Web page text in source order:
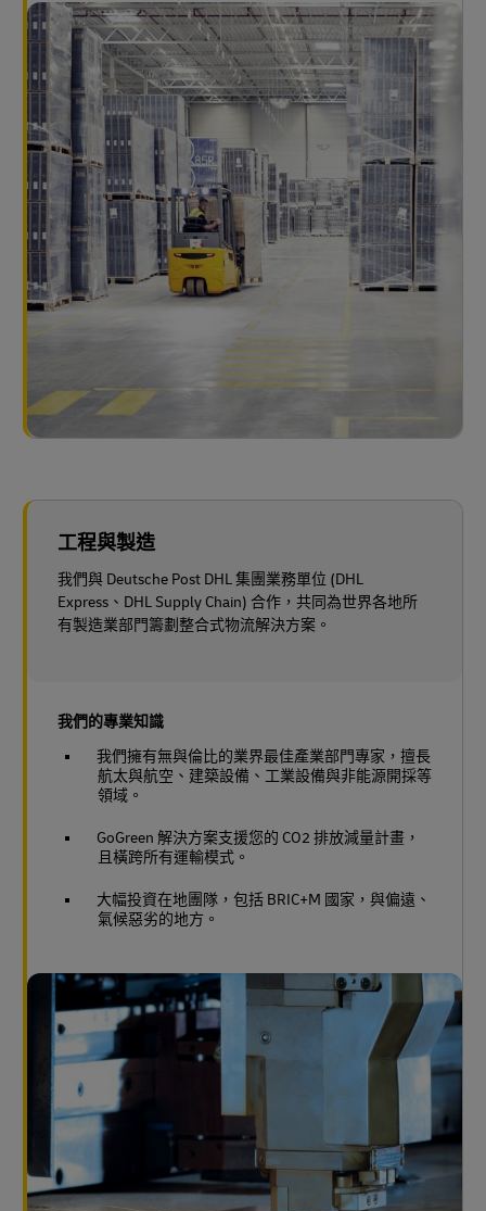
工程與製造
我們與 Deutsche Post DHL 集團業務單位 (DHL
Express、DHL Supply Chain) 合作，共同為世界各地所
有製造業部門籌劃整合式物流解決方案。
我們的專業知識
我們擁有無與倫比的業界最佳產業部門專家，擅長
航太與航空、建築設備、工業設備與非能源開採等
領域。
GoGreen 解決方案支援您的 CO2 排放減量計畫，
且橫跨所有運輸模式。
大幅投資在地團隊，包括 BRIC+M 國家，與偏遠、
氣候惡劣的地方。